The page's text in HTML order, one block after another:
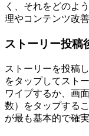
く、それをどのよ
理やコンテンツ改
ストーリー投稿
ストーリーを投稿
をタップしてスト
ワイプするか、画
数）をタップする
が最も基本的で確